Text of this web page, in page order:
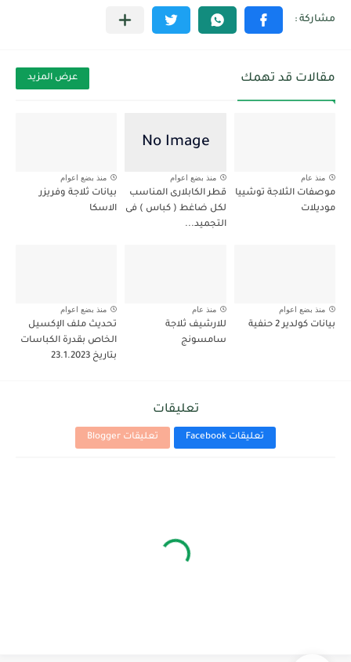
مقالات قد تهمك عرض المزيد
منذ عام
موصفات الثلاجة توشييا
موديلات
منذ بضع اعوام
قطر الكابلارى المناسب
لكل ضاغط ( كباس ) فى
التجميد...
منذ بضع اعوام
بيانات ثلاجة وفريزر
الاسكا
منذ بضع اعوام
بيانات كولدير 2 حنفية
منذ عام
للارشيف ثلاجة
سامسونج
منذ بضع اعوام
تحديث ملف الإكسيل
الخاص بقدرة الكباسات
بتاريخ 23.1.2023
تعليقات
تعليقات Facebook تعليقات Blogger